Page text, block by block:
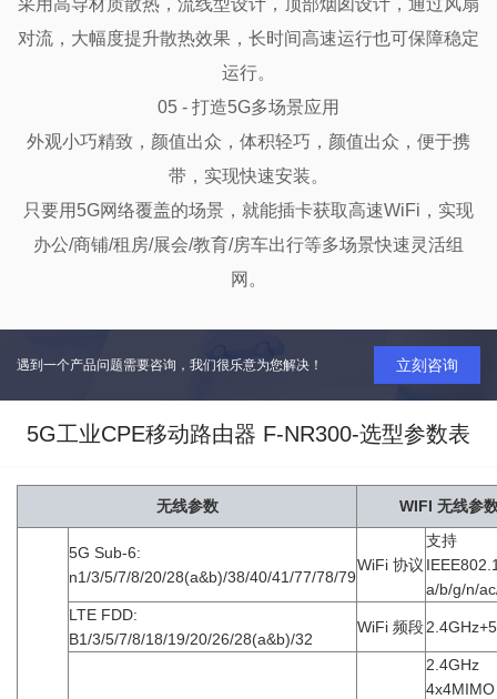
采用高导材质散热，流线型设计，顶部烟囱设计，通过风扇
对流，大幅度提升散热效果，长时间高速运行也可保障稳定
运行。
05 - 打造5G多场景应用
外观小巧精致，颜值出众，体积轻巧，颜值出众，便于携
带，实现快速安装。
只要用5G网络覆盖的场景，就能插卡获取高速WiFi，实现
办公/商铺/租房/展会/教育/房车出行等多场景快速灵活组
网。
遇到一个产品问题需要咨询，我们很乐意为您解决！ 立刻咨询
5G工业CPE移动路由器 F-NR300-选型参数表
无线参数 WIFI 无线参
5G Sub-6:
n1/3/5/7/8/20/28(a&b)/38/40/41/77/78/79
WiFi 协议
支持
a/b/g/n/
LTE FDD:
B1/3/5/7/8/18/19/20/26/28(a&b)/32
WiFi 频段
2.4GHz
4x4MIMO